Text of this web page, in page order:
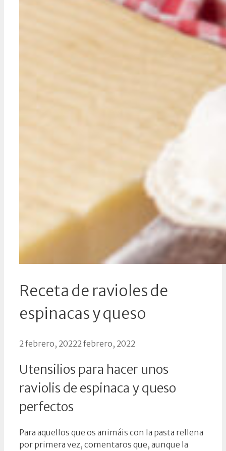
Receta de ravioles de
espinacas y queso
2 febrero, 20222 febrero, 2022
Utensilios para hacer unos
raviolis de espinaca y queso
perfectos
Para aquellos que os animáis con la pasta rellena
por primera vez, comentaros que, aunque la